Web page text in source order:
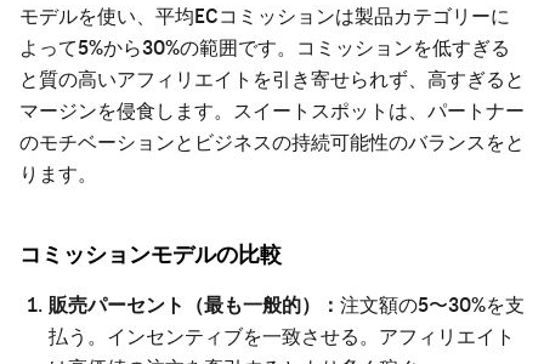
モデルを使い、平均ECコミッションは製品カテゴリーに
よって5%から30%の範囲です。コミッションを低すぎる
と質の高いアフィリエイトを引き寄せられず、高すぎると
マージンを侵食します。スイートスポットは、パートナー
のモチベーションとビジネスの持続可能性のバランスをと
ります。
コミッションモデルの比較
販売パーセント（最も一般的）： 注文額の5〜30%を支
払う。インセンティブを一致させる。アフィリエイト